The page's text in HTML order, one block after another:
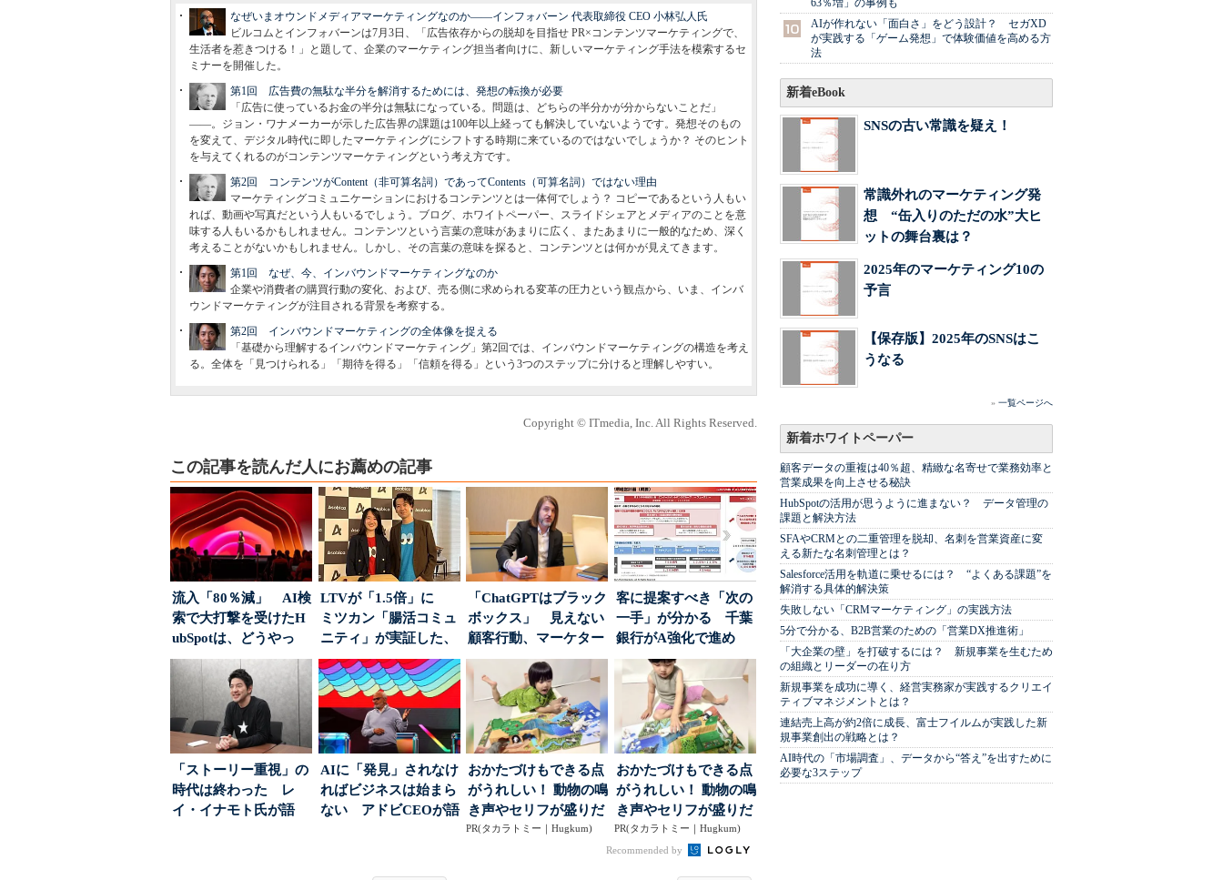
なぜいまオウンドメディアマーケティングなのか――インフォバーン 代表取締役 CEO 小林弘人氏
ビルコムとインフォバーンは7月3日、「広告依存からの脱却を目指せ PR×コンテンツマーケティングで、
生活者を惹きつける！」と題して、企業のマーケティング担当者向けに、新しいマーケティング手法を模索するセ
ミナーを開催した。
第1回 広告費の無駄な半分を解消するためには、発想の転換が必要
「広告に使っているお金の半分は無駄になっている。問題は、どちらの半分かが分からないことだ」
――。ジョン・ワナメーカーが示した広告界の課題は100年以上経っても解決していないようです。発想そのもの
を変えて、デジタル時代に即したマーケティングにシフトする時期に来ているのではないでしょうか？ そのヒント
を与えてくれるのがコンテンツマーケティングという考え方です。
第2回 コンテンツがContent（非可算名詞）であってContents（可算名詞）ではない理由
マーケティングコミュニケーションにおけるコンテンツとは一体何でしょう？ コピーであるという人もい
れば、動画や写真だという人もいるでしょう。ブログ、ホワイトペーパー、スライドシェアとメディアのことを意
味する人もいるかもしれません。コンテンツという言葉の意味があまりに広く、またあまりに一般的なため、深く
考えることがないかもしれません。しかし、その言葉の意味を探ると、コンテンツとは何かが見えてきます。
第1回 なぜ、今、インバウンドマーケティングなのか
企業や消費者の購買行動の変化、および、売る側に求められる変革の圧力という観点から、いま、インバ
ウンドマーケティングが注目される背景を考察する。
第2回 インバウンドマーケティングの全体像を捉える
「基礎から理解するインバウンドマーケティング」第2回では、インバウンドマーケティングの構造を考え
る。全体を「見つけられる」「期待を得る」「信頼を得る」という3つのステップに分けると理解しやすい。
Copyright © ITmedia, Inc. All Rights Reserved.
この記事を読んだ人にお薦めの記事
流入「80％減」 AI検
索で大打撃を受けたH
ubSpotは、どうやっ
て“未来の顧...
LTVが「1.5倍」に
ミツカン「腸活コミュ
ニティ」が実証した、
値上げ時代に選ば...
「ChatGPTはブラック
ボックス」 見えない
顧客行動、マーケター
に残された打ち...
客に提案すべき「次の
一手」が分かる 千葉
銀行がA強化で進め
る“One to On...
「ストーリー重視」の
時代は終わった レ
イ・イナモト氏が語
AIに「発見」されなけ
ればビジネスは始まら
ない アドビCEOが語
おかたづけもできる点
がうれしい！ 動物の鳴
き声やセリフが盛りだ
くさんの「アニア ...
PR(タカラトミー｜Hugkum)
おかたづけもできる点
がうれしい！ 動物の鳴
き声やセリフが盛りだ
くさんの「アニア ...
PR(タカラトミー｜Hugkum)
Recommended by
63％増」の事例も
AIが作れない「面白さ」をどう設計？ セガXD
が実践する「ゲーム発想」で体験価値を高める方
法
新着eBook
SNSの古い常識を疑え！
常識外れのマーケティング発
想 “缶入りのただの水”大ヒ
ットの舞台裏は？
2025年のマーケティング10の
予言
【保存版】2025年のSNSはこ
うなる
» 一覧ページへ
新着ホワイトペーパー
顧客データの重複は40％超、精緻な名寄せで業務効率と
営業成果を向上させる秘訣
HubSpotの活用が思うように進まない？ データ管理の
課題と解決方法
SFAやCRMとの二重管理を脱却、名刺を営業資産に変
える新たな名刺管理とは？
Salesforce活用を軌道に乗せるには？ “よくある課題”を
解消する具体的解決策
失敗しない「CRMマーケティング」の実践方法
5分で分かる、B2B営業のための「営業DX推進術」
「大企業の壁」を打破するには？ 新規事業を生むため
の組織とリーダーの在り方
新規事業を成功に導く、経営実務家が実践するクリエイ
ティブマネジメントとは？
連結売上高が約2倍に成長、富士フイルムが実践した新
規事業創出の戦略とは？
AI時代の「市場調査」、データから“答え”を出すために
必要な3ステップ